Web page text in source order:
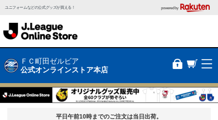
ユニフォームなどの公式グッズが買える！ powered by
ＦＣ町田ゼルビア
公式オンラインストア本店
平日午前10時までのご注文は当日出荷。